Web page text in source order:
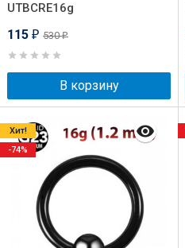
UTBCRE16g
115 ₽ 530₽
В корзину
Хит!
-74%